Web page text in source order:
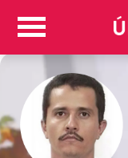
Colombia
Judicial
Politica
Deportes
Positivas